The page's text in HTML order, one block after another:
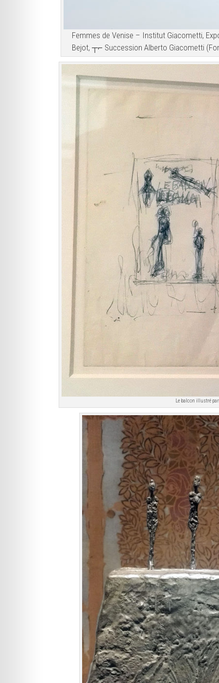
Femmes de Venise – Institut Giacometti,
Bejot, ┬⌐ Succession Alberto Giacometti
Le balcon illustré